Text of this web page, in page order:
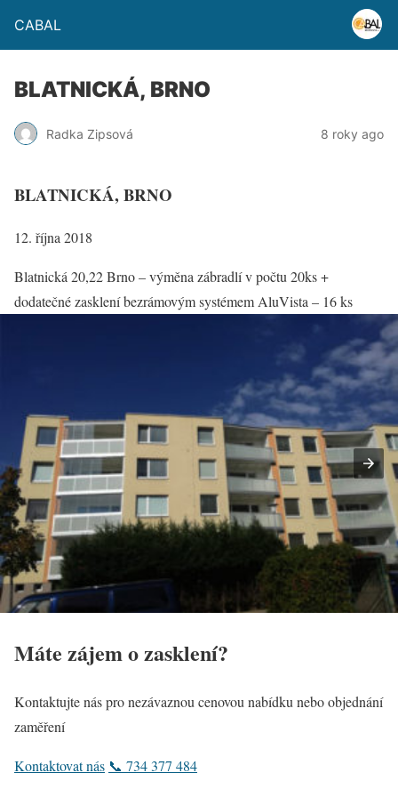
CABAL
BLATNICKÁ, BRNO
Radka Zipsová 8 roky ago
BLATNICKÁ, BRNO
12. října 2018
Blatnická 20,22 Brno – výměna zábradlí v počtu 20ks +
dodatečné zasklení bezrámovým systémem AluVista – 16 ks
Máte zájem o zasklení?
Kontaktujte nás pro nezávaznou cenovou nabídku nebo objednání
zaměření
Kontaktovat nás 📞 734 377 484